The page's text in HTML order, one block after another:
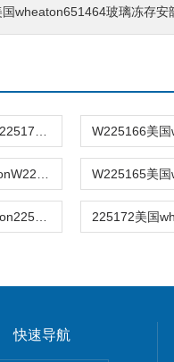
wheaton651464玻璃冻存安
快速导航